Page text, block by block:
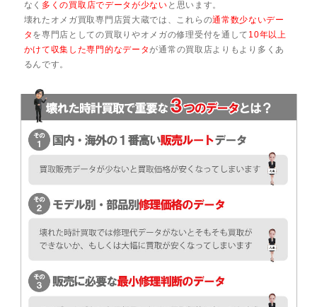
なく 多くの買取店でデータが少ない と思います。
壊れたオメガ買取専門店質大蔵では、これらの通常数少ないデー
タ を専門店としての買取りやオメガの修理受付を通して 10年以上
かけて収集した専門的なデータが通常の買取店よりもより多くあ
るんです。